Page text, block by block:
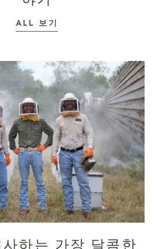
ALL 이야기
보기
하는 가장 달콤한